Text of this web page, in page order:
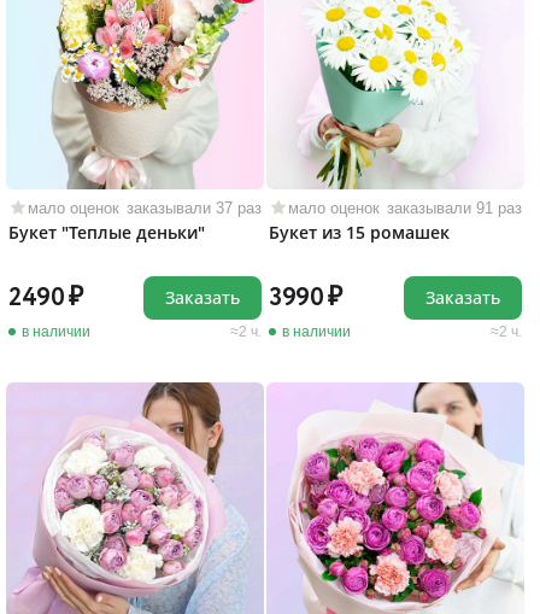
мало оценок заказывали 37 раз
Букет "Теплые деньки"
2490
в наличии 2 ч.
Заказать
мало оценок заказывали 91 раз
Букет из 15 ромашек
3990
в наличии 2 ч.
Заказать